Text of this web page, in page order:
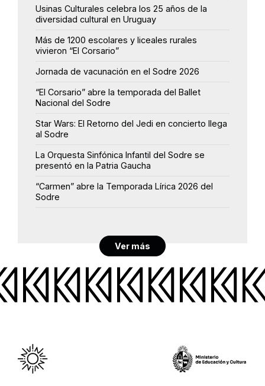
Usinas Culturales celebra los 25 años de la
diversidad cultural en Uruguay
Más de 1200 escolares y liceales rurales
vivieron “El Corsario”
Jornada de vacunación en el Sodre 2026
“El Corsario” abre la temporada del Ballet
Nacional del Sodre
Star Wars: El Retorno del Jedi en concierto llega
al Sodre
La Orquesta Sinfónica Infantil del Sodre se
presentó en la Patria Gaucha
“Carmen” abre la Temporada Lírica 2026 del
Sodre
Ver más